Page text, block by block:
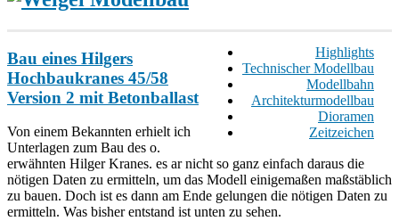
Highlights
Technischer Modellbau
Modellbahn
Architekturmodellbau
Dioramen
Zeitzeichen
Bau eines Hilgers
Hochbaukranes 45/58
Version 2 mit Betonballast
Von einem Bekannten erhielt ich
Unterlagen zum Bau des o.
erwähnten Hilger Kranes. es ar nicht so ganz einfach daraus die
nötigen Daten zu ermitteln, um das Modell einigemaßen maßstäblich
zu bauen. Doch ist es dann am Ende gelungen die nötigen Daten zu
ermitteln. Was bisher entstand ist unten zu sehen.